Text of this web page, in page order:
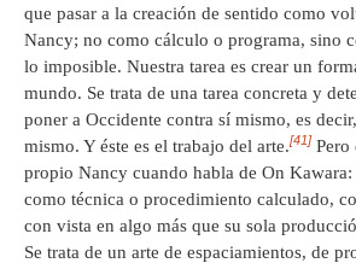
que pasar a la creación de sentido como
Nancy; no como cálculo o programa, sino
lo imposible. Nuestra tarea es crear un
mundo. Se trata de una tarea concreta y
poner a Occidente contra sí mismo, es
mismo. Y éste es el trabajo del arte.[41]
propio Nancy cuando habla de On Kawara:
como técnica o procedimiento calculado,
con vista en algo más que su sola
Se trata de un arte de espaciamientos, de